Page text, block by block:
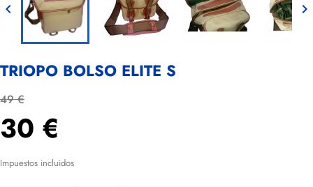
 
TRIOPO BOLSO ELITE S
49 €
30 €
Impuestos incluidos